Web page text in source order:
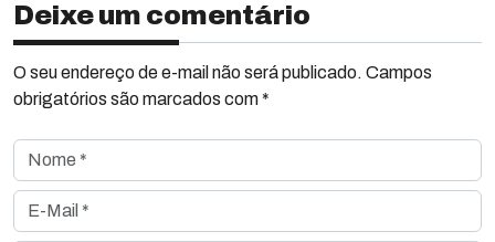
Deixe um comentário
O seu endereço de e-mail não será publicado. Campos
obrigatórios são marcados com *
Nome *
E-Mail *